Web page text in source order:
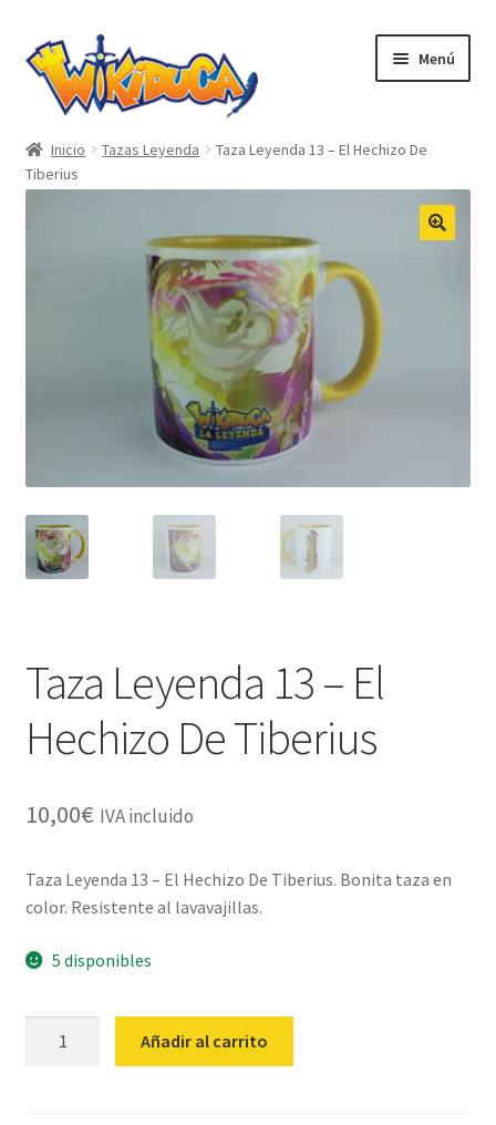
Menú
InicioInicio Tazas Leyenda
Taza Leyenda 13 – El Hechizo De
Tiberius
Taza Leyenda 13 – El
Hechizo De Tiberius
10,00€ IVA incluido
Taza Leyenda 13 – El Hechizo De Tiberius. Bonita taza en
color. Resistente al lavavajillas.
5 disponibles
Añadir al carrito